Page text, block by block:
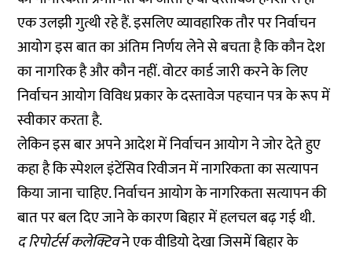
एक उलझी गुत्थी रहे हैं. इसलिए व्यावहारिक तौर पर निर्वाचन
आयोग इस बात का अंतिम निर्णय लेने से बचता है कि कौन देश
का नागरिक है और कौन नहीं. वोटर कार्ड जारी करने के लिए
निर्वाचन आयोग विविध प्रकार के दस्तावेज पहचान पत्र के रूप में
स्वीकार करता है.
लेकिन इस बार अपने आदेश में निर्वाचन आयोग ने जोर देते हुए
कहा है कि स्पेशल इंटेंसिव रिवीजन में नागरिकता का सत्यापन
किया जाना चाहिए. निर्वाचन आयोग के नागरिकता सत्यापन की
बात पर बल दिए जाने के कारण बिहार में हलचल बढ़ गई थी.
द रिपोर्टर्स कलेक्टिवने एक वीडियो देखा जिसमें बिहार के